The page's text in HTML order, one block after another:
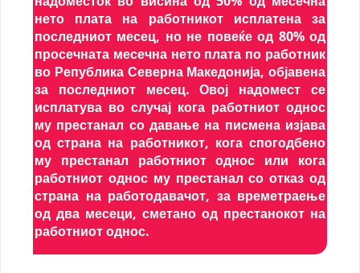
нето плата на работникот исплатена за
последниот месец, но не повеќе од 80% од
просечната месечна нето плата по работник
во Република Северна Македонија, објавена
за последниот месец. Овој надомест се
исплатува во случај кога работниот однос
му престанал со давање на писмена изјава
од страна на работникот, кога спогодбено
му престанал работниот однос или кога
работниот однос му престанал со отказ од
страна на работодавачот, за времетраење
од два месеци, сметано од престанокот на
работниот однос.